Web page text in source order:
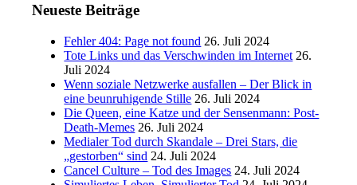
Neueste Beiträge
Fehler 404: Page not found 26. Juli 2024
Tote Links und das Verschwinden im Internet 26.
Juli 2024
Wenn soziale Netzwerke ausfallen – Der Blick in
eine beunruhigende Stille 26. Juli 2024
Die Queen, eine Katze und der Sensenmann: Post-
Death-Memes 26. Juli 2024
Medialer Tod durch Skandale – Drei Stars, die
„gestorben“ sind 24. Juli 2024
Cancel Culture – Tod des Images 24. Juli 2024